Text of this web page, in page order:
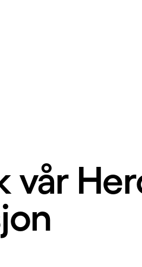
vår